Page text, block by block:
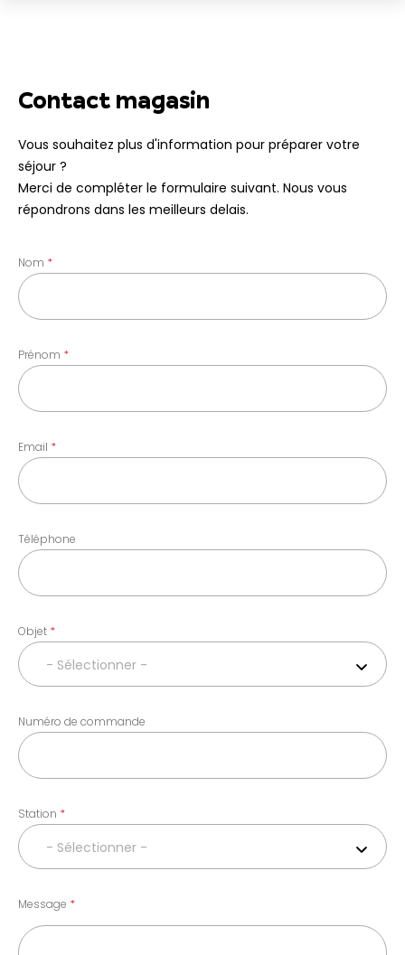
Contact magasin
Vous souhaitez plus d'information pour préparer votre
séjour ?
Merci de compléter le formulaire suivant. Nous vous
répondrons dans les meilleurs delais.
Nom
Prénom
Email
Téléphone
Objet
- Sélectionner -
Numéro de commande
Station
- Sélectionner -
Message